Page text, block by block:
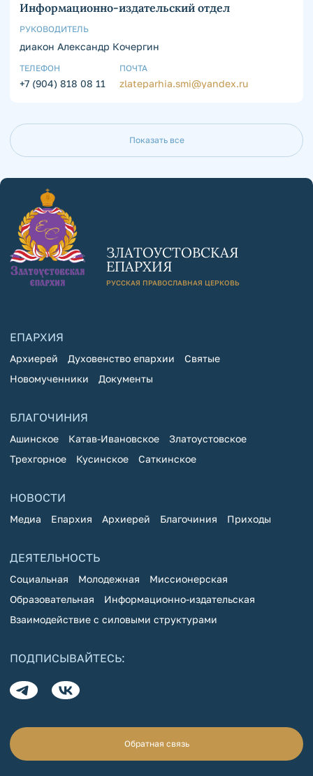
Информационно-издательский отдел
РУКОВОДИТЕЛЬ
диакон Александр Кочергин
ТЕЛЕФОН
+7 (904) 818 08 11
ПОЧТА
zlateparhia.smi@yandex.ru
Показать все
ЗЛАТОУСТОВСКАЯ
ЕПАРХИЯ
РУССКАЯ ПРАВОСЛАВНАЯ ЦЕРКОВЬ
ЕПАРХИЯ
Архиерей Духовенство епархии
Святые
Новомученники
Документы
БЛАГОЧИНИЯ
Ашинское Катав-Ивановское
Златоустовское
Трехгорное
Кусинское Саткинское
НОВОСТИ
Медиа Епархия Архиерей Благочиния Приходы
ДЕЯТЕЛЬНОСТЬ
Социальная Молодежная
Миссионерская
Образовательная
Информационно-издательская
Взаимодействие с силовыми структурами
ПОДПИСЫВАЙТЕСЬ:
Обратная связь